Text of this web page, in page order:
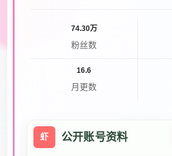
74.30万
粉丝数
16.6
月更数
虾 公开账号资料